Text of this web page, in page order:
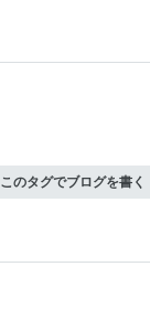
このタグでブログを書く